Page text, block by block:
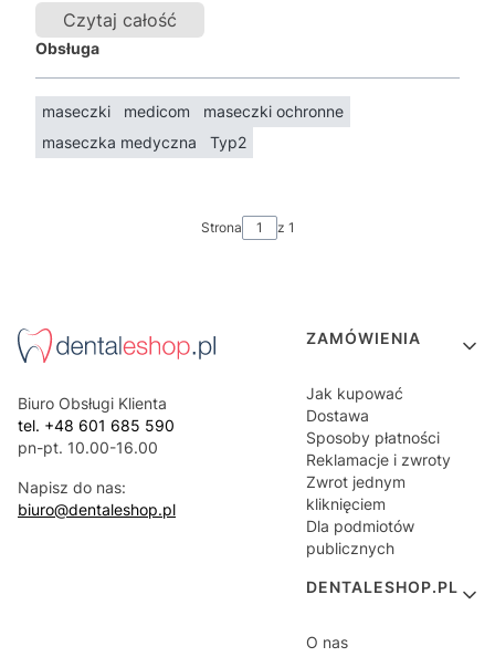
Czytaj całość
Obsługa
maseczki medicom
maseczki ochronne
maseczka medyczna
Typ2
Strona z 1
Biuro Obsługi Klienta
tel. +48 601 685 590
pn-pt. 10.00-16.00
Napisz do nas:
biuro@dentaleshop.pl
Linki w stopce
ZAMÓWIENIA
Jak kupować
Dostawa
Sposoby płatności
Reklamacje i zwroty
Zwrot jednym
kliknięciem
Dla podmiotów
publicznych
DENTALESHOP.PL
O nas